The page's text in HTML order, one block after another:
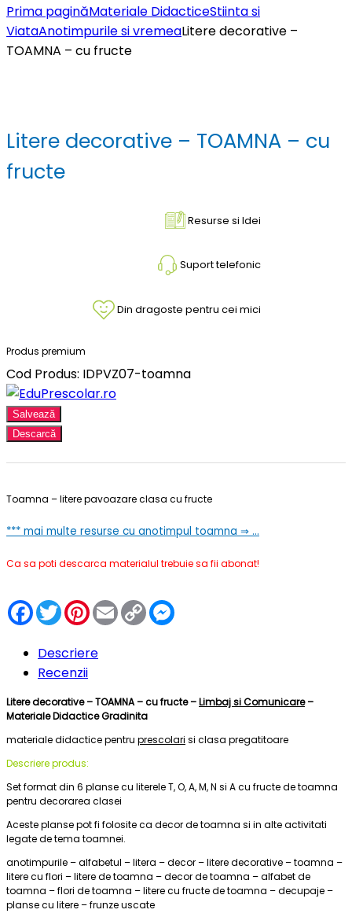
Prima paginăMateriale DidacticeStiinta si
ViataAnotimpurile si vremeaLitere decorative –
TOAMNA – cu fructe
Litere decorative – TOAMNA – cu
fructe
Resurse si Idei
Suport telefonic
Din dragoste pentru cei mici
Produs premium
Cod Produs: IDPVZ07-toamna
Salvează
Descarcă
Toamna – litere pavoazare clasa cu fructe
*** mai multe resurse cu anotimpul toamna ⇒ …
Ca sa poti descarca materialul trebuie sa fii abonat!
Facebook
TwitterPinterest
EmailCopy
Link
Descriere
Recenzii
Litere decorative – TOAMNA – cu fructe –Limbaj si Comunicare–
Materiale Didactice Gradinita
materiale didactice pentru prescolari si clasa pregatitoare
Descriere produs:
Set format din 6 planse cu literele T, O, A, M, N si A cu fructe de toamna
pentru decorarea clasei
Aceste planse pot fi folosite ca decor de toamna si in alte activitati
legate de tema toamnei.
anotimpurile – alfabetul – litera – decor – litere decorative – toamna –
litere cu flori – litere de toamna – decor de toamna – alfabet de
toamna – flori de toamna – litere cu fructe de toamna – decupaje –
planse cu litere – frunze uscate